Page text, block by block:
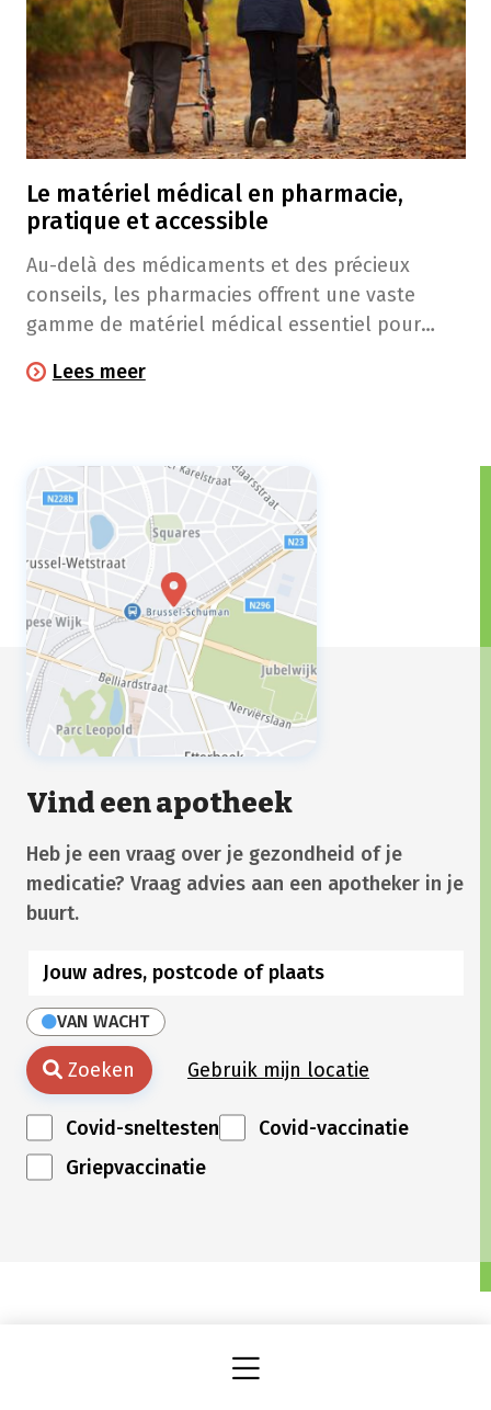
Le matériel médical en pharmacie,
pratique et accessible
Au-delà des médicaments et des précieux
conseils, les pharmacies offrent une vaste
gamme de matériel médical essentiel pour
pour accueillir un nouveau-né ou faciliter le
Lees meer
Vind een apotheek
Heb je een vraag over je gezondheid of je
medicatie? Vraag advies aan een apotheker in je
buurt.
VAN WACHT
Zoeken Gebruik mijn locatie
Covid-sneltesten
Covid-vaccinatie
Griepvaccinatie